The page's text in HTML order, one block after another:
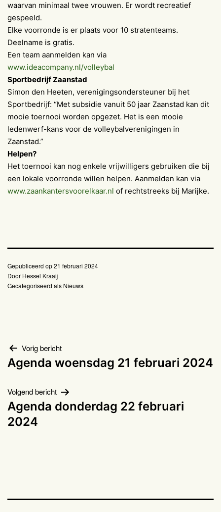
waarvan minimaal twee vrouwen. Er wordt recreatief
gespeeld.
Elke voorronde is er plaats voor 10 stratenteams.
Deelname is gratis.
Een team aanmelden kan via
www.ideacompany.nl/volleybal
Sportbedrijf Zaanstad
Simon den Heeten, verenigingsondersteuner bij het
Sportbedrijf: “Met subsidie vanuit 50 jaar Zaanstad kan dit
mooie toernooi worden opgezet. Het is een mooie
ledenwerf-kans voor de volleybalverenigingen in
Zaanstad.”
Helpen?
Het toernooi kan nog enkele vrijwilligers gebruiken die bij
een lokale voorronde willen helpen. Aanmelden kan via
www.zaankantersvoorelkaar.nl of rechtstreeks bij Marijke.
Gepubliceerd op21 februari 2024
Door Hessel Kraaij
Gecategoriseerd als Nieuws
Bericht
navigatie
Vorig bericht
Agenda woensdag 21 februari 2024
Volgend bericht
Agenda donderdag 22 februari
2024